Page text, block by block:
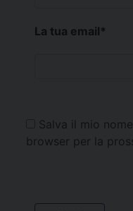
La tua email*
Salva il mio
browser per la